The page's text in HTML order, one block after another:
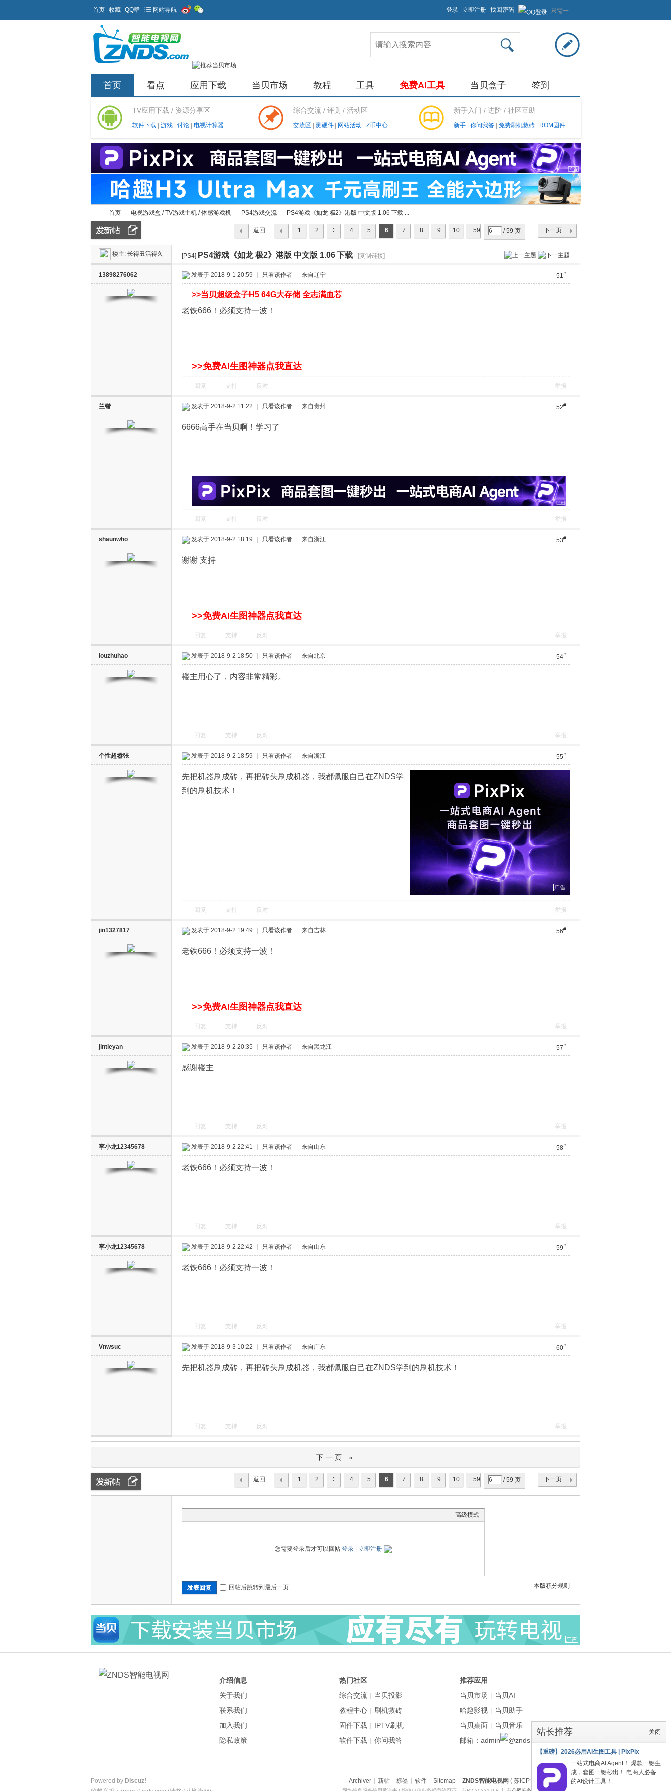
首页 收藏 QQ群 网站导航 只需一
步，快
速开始
登录 立即注册 找回密码
首页 看点 应用下载 当贝市场 教程 工具 免费AI工具 当贝盒子 签到
TV应用下载 / 资源分享区
软件下载 游戏 讨论 电视计算器
综合交流 / 评测 / 活动区
交流区 测硬件 网站活动 Z币中心
新手入门 / 进阶 / 社区互助
新手 你问我答 免费刷机救砖 ROM固件
»
首页
›
电视游戏盒 / TV游戏主机 / 体感游戏机 PS4游戏交流
›
PS4游戏《如龙 极2》港版 中文版 1.06 下载 ...
1 2 3 4 5 6 7 8 9 10 ... 59 / 59 页 下一页
返回
列表
楼主: 长得丑活得久 [PS4] PS4游戏《如龙 极2》港版 中文版 1.06 下载 [复制链接]
13898276062 51#
发表于 2018-9-1 20:59 只看该作者 来自辽宁
>>当贝超级盒子H5 64G大存储 全志满血芯
老铁666！必须支持一波！
>>免费AI生图神器点我直达
回复 支持 反对 举报
兰锴 52#
发表于 2018-9-2 11:22 只看该作者 来自贵州
6666高手在当贝啊！学习了
回复 支持 反对 举报
shaunwho 53#
发表于 2018-9-2 18:19 只看该作者 来自浙江
谢谢 支持
>>免费AI生图神器点我直达
回复 支持 反对 举报
louzhuhao 54#
发表于 2018-9-2 18:50 只看该作者 来自北京
楼主用心了，内容非常精彩。
回复 支持 反对 举报
个性超嚣张 55#
发表于 2018-9-2 18:59 只看该作者 来自浙江
先把机器刷成砖，再把砖头刷成机器，我都佩服自己在ZNDS学
到的刷机技术！
回复 支持 反对 举报
jin1327817 56#
发表于 2018-9-2 19:49 只看该作者 来自吉林
老铁666！必须支持一波！
>>免费AI生图神器点我直达
回复 支持 反对 举报
jintieyan 57#
发表于 2018-9-2 20:35 只看该作者 来自黑龙江
感谢楼主
回复 支持 反对 举报
李小龙12345678 58#
发表于 2018-9-2 22:41 只看该作者 来自山东
老铁666！必须支持一波！
回复 支持 反对 举报
李小龙12345678 59#
发表于 2018-9-2 22:42 只看该作者 来自山东
老铁666！必须支持一波！
回复 支持 反对 举报
Vnwsuc 60#
发表于 2018-9-3 10:22 只看该作者 来自广东
先把机器刷成砖，再把砖头刷成机器，我都佩服自己在ZNDS学到的刷机技术！
回复 支持 反对 举报
下一页 »
1 2 3 4 5 6 7 8 9 10 ... 59 / 59 页 下一页
返回
高级模式
您需要登录后才可以回帖 登录 立即注册
本版积分规则
发表回复 回帖后跳转到最后一页
关闭
站长推荐
【重磅】2026必用AI生图工具 | PixPix
一站式电商AI Agent！ 爆款一键生
成，套图一键秒出！ 电商人必备
的AI设计工具！
推荐应用
当贝市场 | 当贝AI
哈趣影视 | 当贝助手
当贝桌面 | 当贝音乐
邮箱：admin
znds.com
热门社区
综合交流 | 当贝投影
教程中心 | 刷机救砖
固件下载 | IPTV刷机
软件下载 | 你问我答
介绍信息
关于我们
联系我们
加入我们
隐私政策
Archiver 新帖 标签 软件 Sitemap ZNDS智能电视网 ( 苏ICP备2023012627号 )
Powered by Discuz!